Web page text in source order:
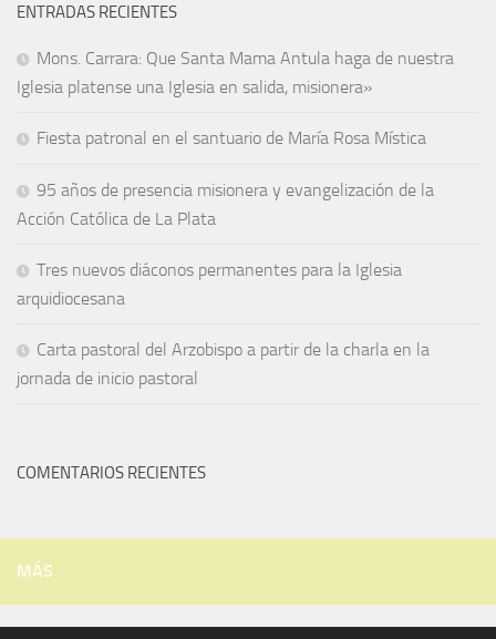
ENTRADAS RECIENTES
Mons. Carrara: Que Santa Mama Antula haga de nuestra
Iglesia platense una Iglesia en salida, misionera»
Fiesta patronal en el santuario de María Rosa Mística
95 años de presencia misionera y evangelización de la
Acción Católica de La Plata
Tres nuevos diáconos permanentes para la Iglesia
arquidiocesana
Carta pastoral del Arzobispo a partir de la charla en la
jornada de inicio pastoral
COMENTARIOS RECIENTES
MÁS